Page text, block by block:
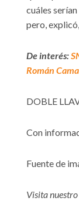
cuáles
pero,
De interés:
Román
DOBLE
Con
Fuente de
Visita